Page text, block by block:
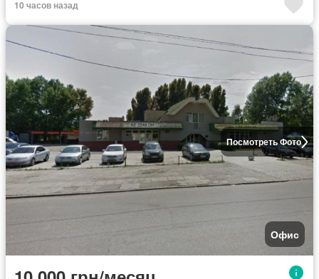
10 часов назад
Посмотреть Фото
Офис